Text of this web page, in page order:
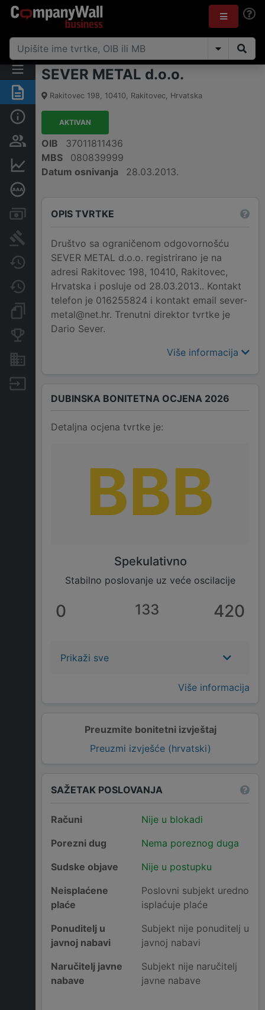
Sažetak
Osobe i vlasništvo
Računi i blokade
Sudske objave
Javne nabavke
Promjene
Dokumenti i objave
Konkurentske tvrtke
Izvoz
SEVER METAL d.o.o.
Rakitovec 198, 10410, Rakitovec, Hrvatska
AKTIVAN
OIB
37011811436
MBS
080839999
Datum osnivanja
28.03.2013.
OPIS TVRTKE
Društvo sa ograničenom odgovornošću
SEVER METAL d.o.o. registrirano je na
adresi Rakitovec 198, 10410, Rakitovec,
Hrvatska i posluje od 28.03.2013.. Kontakt
telefon je 016255824 i kontakt email sever-
metal@net.hr. Trenutni direktor tvrtke je
Dario Sever.
Više informacija
Preuzmite bonitetni izvještaj
Preuzmi izvješće (hrvatski)
DUBINSKA BONITETNA OCJENA 2026
Detaljna ocjena tvrtke je:
BBB
Spekulativno
Stabilno poslovanje uz veće oscilacije
0 133 420
Prikaži sve
Više informacija
SAŽETAK POSLOVANJA
Računi
Nije u blokadi
Porezni dug
Nema poreznog duga
Sudske objave
Nije u postupku
Neisplaćene
plaće
Poslovni subjekt uredno
isplaćuje plaće
Ponuditelj u
javnoj nabavi
Subjekt nije ponuditelj u
javnoj nabavi
Naručitelj javne
nabave
Subjekt nije naručitelj
javne nabave